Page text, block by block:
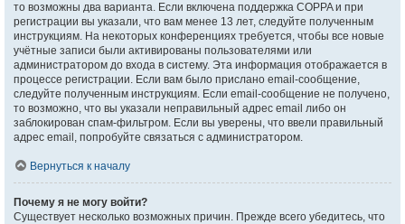
то возможны два варианта. Если включена поддержка COPPA и при
регистрации вы указали, что вам менее 13 лет, следуйте полученным
инструкциям. На некоторых конференциях требуется, чтобы все новые
учётные записи были активированы пользователями или
администратором до входа в систему. Эта информация отображается в
процессе регистрации. Если вам было прислано email-сообщение,
следуйте полученным инструкциям. Если email-сообщение не получено,
то возможно, что вы указали неправильный адрес email либо он
заблокирован спам-фильтром. Если вы уверены, что ввели правильный
адрес email, попробуйте связаться с администратором.
Вернуться к началу
Почему я не могу войти?
Существует несколько возможных причин. Прежде всего убедитесь, что